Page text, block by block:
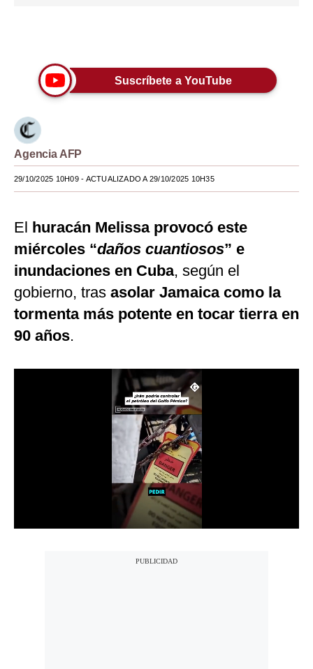
Moda
Estilos
Mundo
EEUU
México
Internacional
Club del Suscriptor
Mix
G de Gestión
Notas Contratadas
Suscríbete a YouTube
Agencia AFP
29/10/2025 10H09- ACTUALIZADO A 29/10/2025 10H35
El huracán Melissa provocó este
miércoles “daños cuantiosos” e
inundaciones en Cuba, según el
gobierno, tras asolar Jamaica como la
tormenta más potente en tocar tierra en
90 años.